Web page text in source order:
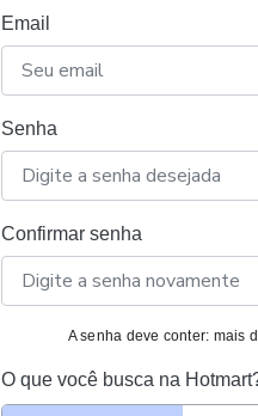
Email
Senha
Confirmar senha
A senha deve conter: mais
O que você busca na